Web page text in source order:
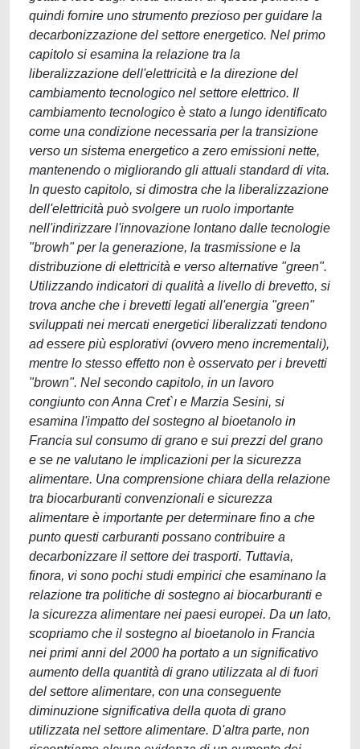
quindi fornire uno strumento prezioso per guidare la
decarbonizzazione del settore energetico. Nel primo
capitolo si esamina la relazione tra la
liberalizzazione dell'elettricità e la direzione del
cambiamento tecnologico nel settore elettrico. Il
cambiamento tecnologico è stato a lungo identificato
come una condizione necessaria per la transizione
verso un sistema energetico a zero emissioni nette,
mantenendo o migliorando gli attuali standard di vita.
In questo capitolo, si dimostra che la liberalizzazione
dell'elettricità può svolgere un ruolo importante
nell'indirizzare l'innovazione lontano dalle tecnologie
"browh" per la generazione, la trasmissione e la
distribuzione di elettricità e verso alternative "green".
Utilizzando indicatori di qualità a livello di brevetto, si
trova anche che i brevetti legati all'energia "green"
sviluppati nei mercati energetici liberalizzati tendono
ad essere più esplorativi (ovvero meno incrementali),
mentre lo stesso effetto non è osservato per i brevetti
"brown". Nel secondo capitolo, in un lavoro
congiunto con Anna Cret`ı e Marzia Sesini, si
esamina l'impatto del sostegno al bioetanolo in
Francia sul consumo di grano e sui prezzi del grano
e se ne valutano le implicazioni per la sicurezza
alimentare. Una comprensione chiara della relazione
tra biocarburanti convenzionali e sicurezza
alimentare è importante per determinare fino a che
punto questi carburanti possano contribuire a
decarbonizzare il settore dei trasporti. Tuttavia,
finora, vi sono pochi studi empirici che esaminano la
relazione tra politiche di sostegno ai biocarburanti e
la sicurezza alimentare nei paesi europei. Da un lato,
scopriamo che il sostegno al bioetanolo in Francia
nei primi anni del 2000 ha portato a un significativo
aumento della quantità di grano utilizzata al di fuori
del settore alimentare, con una conseguente
diminuzione significativa della quota di grano
utilizzata nel settore alimentare. D'altra parte, non